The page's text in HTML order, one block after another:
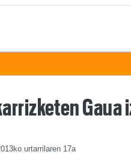
Gaua
urtarrilaren 17a